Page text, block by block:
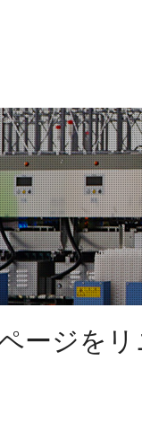
キング グレーディ
新卒採用 キ
ージを